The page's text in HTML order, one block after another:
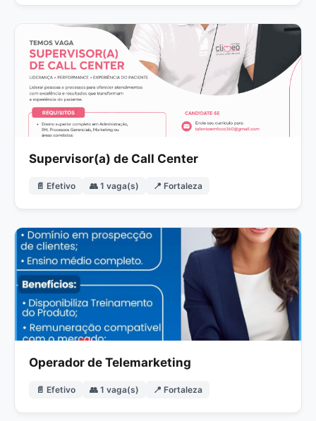
Supervisor(a) de Call Center
📄 Efetivo 👥 1 vaga(s) 📍 Fortaleza
Operador de Telemarketing
📄 Efetivo 👥 1 vaga(s) 📍 Fortaleza